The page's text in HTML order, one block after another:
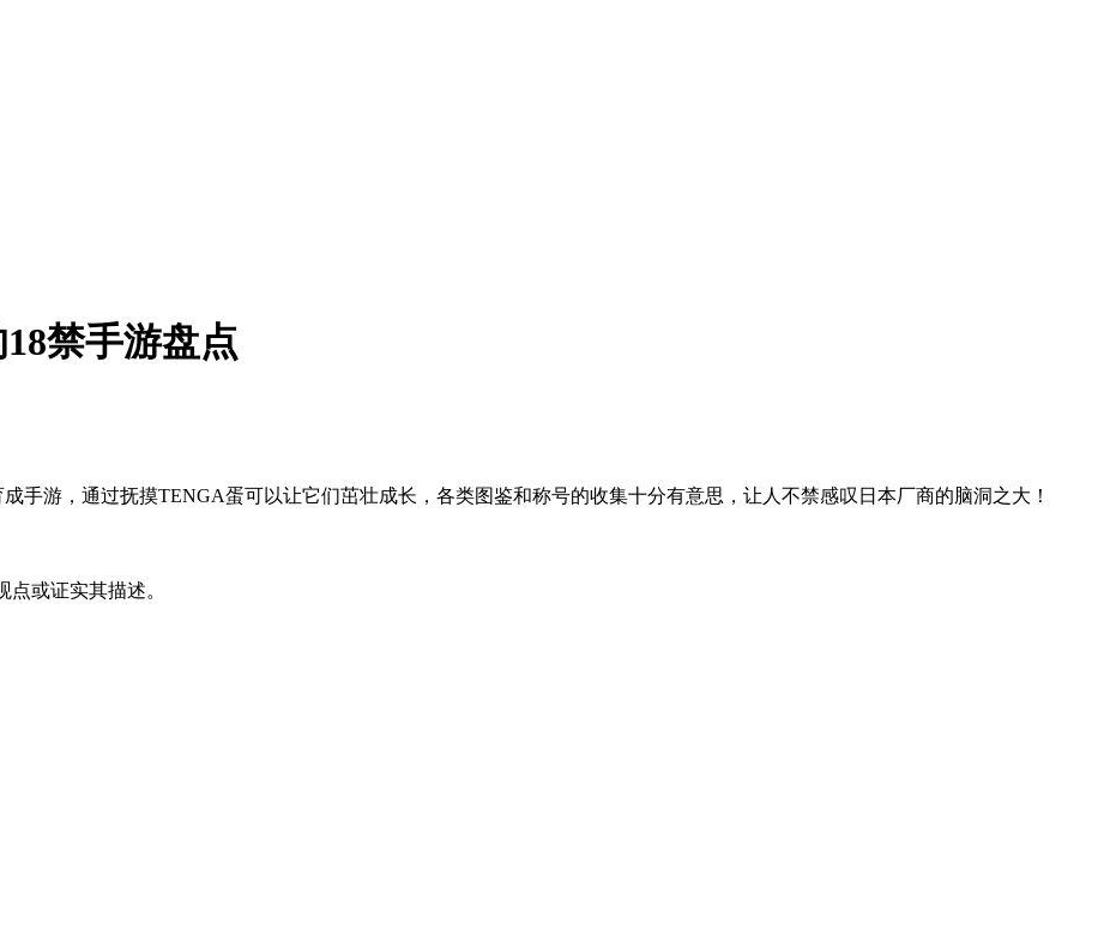
禁手游盘点
手游，通过抚摸TENGA蛋可以让它们茁壮成长，各类图鉴和称号的收集十分有意思，让人不禁感叹日本厂商的脑洞之大！
点或证实其描述。